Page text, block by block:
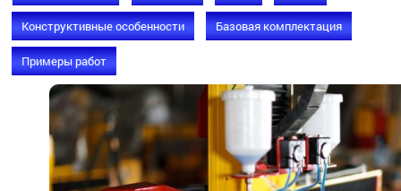
Конструктивные особенности Базовая комплектация
Примеры работ